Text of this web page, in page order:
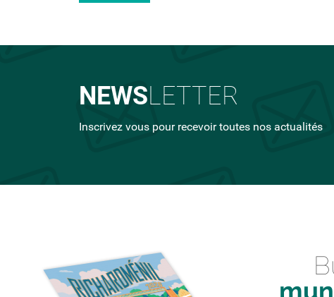
NEWSLETTER
Inscrivez vous pour recevoir toutes nos actualités